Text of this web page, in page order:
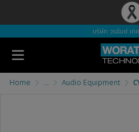
บริษัท วรธันย์ เท
Home ... Audio Equipment